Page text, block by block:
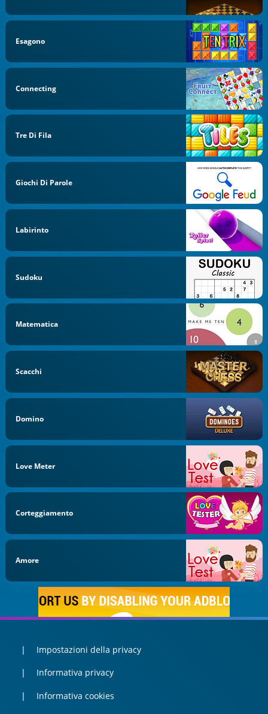
Esagono
Connecting
Tre Di Fila
Giochi Di Parole
Labirinto
Sudoku
Matematica
Scacchi
Domino
Love Meter
Corteggiamento
Amore
Impostazioni della privacy
Informativa privacy
Informativa cookies